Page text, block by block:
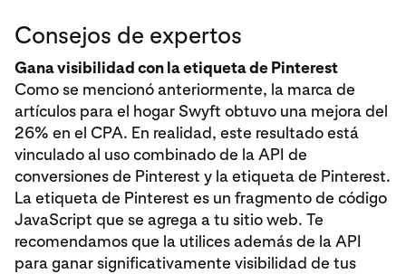
Consejos de expertos
Gana visibilidad con la etiqueta de Pinterest
Como se mencionó anteriormente, la marca de
artículos para el hogar Swyft obtuvo una mejora del
26% en el CPA. En realidad, este resultado está
vinculado al uso combinado de la API de
conversiones de Pinterest y la etiqueta de Pinterest.
La etiqueta de Pinterest es un fragmento de código
JavaScript que se agrega a tu sitio web. Te
recomendamos que la utilices además de la API
para ganar significativamente visibilidad de tus